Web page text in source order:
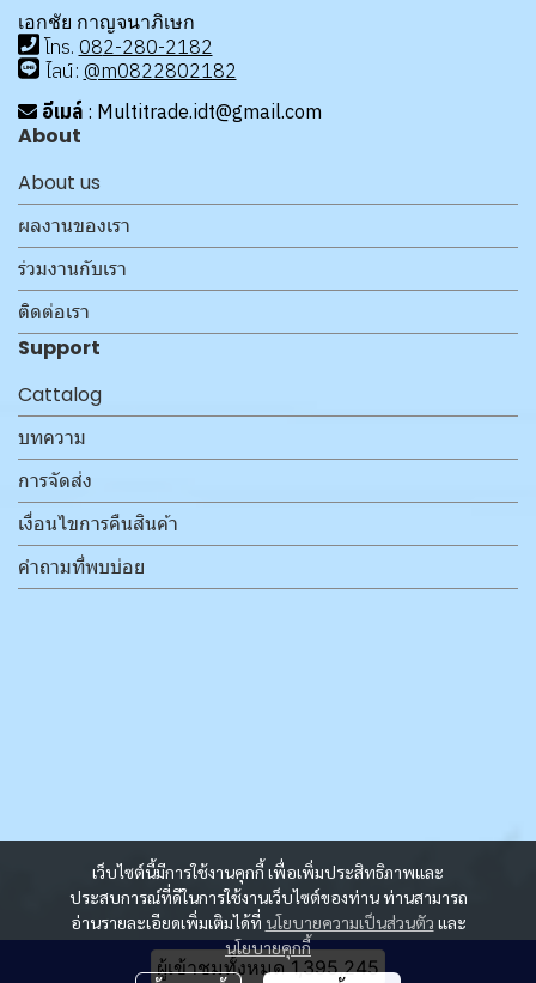
เว็บไซต์นี้มีการใช้งานคุกกี้ เพื่อเพิ่มประสิทธิภาพและ
ประสบการณ์ที่ดีในการใช้งานเว็บไซต์ของท่าน ท่านสามารถ
อ่านรายละเอียดเพิ่มเติมได้ที่ นโยบายความเป็นส่วนตัว และ
นโยบายคุกกี้
เอกชัย กาญจนาภิเษก
โทร. 082-280-2182
ไลน์: @m0822802182
อีเมล์ : Multitrade.idt@gmail.com
About
About us
ผลงานของเรา
ร่วมงานกับเรา
ติดต่อเรา
Support
Cattalog
บทความ
การจัดส่ง
เงื่อนไขการคืนสินค้า
คำถามที่พบบ่อย
ผู้เข้าชมวันนี้1,074